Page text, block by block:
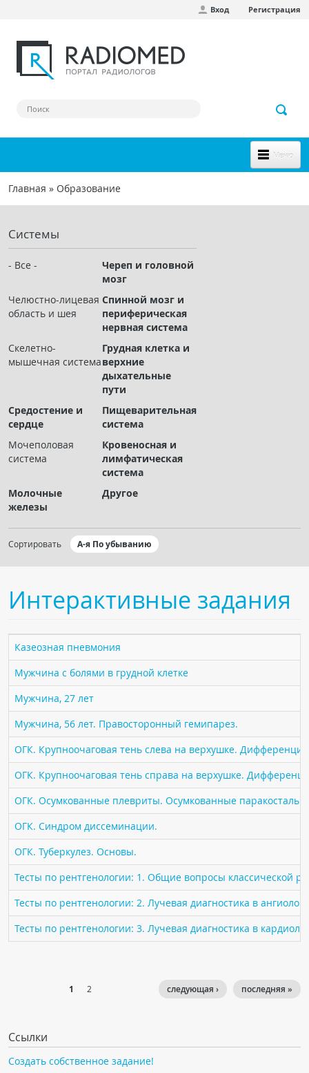
Вход Регистрация
Меню
НОВОЕ НА САЙТЕ
СООБЩЕСТВО
Клинические наблюдения
Чат RADIOMED
ОБРАЗОВАНИЕ
Интерактивные задания
Презентации
Журнал "Лучевая диагностика и терапия"
КНИЖНЫЙ МАГАЗИН
ПАЦИЕНТАМ
Где пройти обследование
Компьютерная томография (КТ)
Магнитно-резонансная томография (МРТ)
Спросить врача
ПОМОЩЬ
Вы здесь
Главная » Образование
Системы
- Все -
Череп и головной
мозг
Челюстно-лицевая
область и шея
Спинной мозг и
периферическая
нервная система
Скелетно-
мышечная система
Грудная клетка и
верхние
дыхательные
пути
Средостение и
сердце
Пищеварительная
система
Мочеполовая
система
Кровеносная и
лимфатическая
система
Молочные
железы
Другое
Сортировать А-я По убыванию
Интерактивные задания
Казеозная пневмония
Мужчина с болями в грудной клетке
Мужчина, 27 лет
Мужчина, 56 лет. Правосторонный гемипарез.
ОГК. Крупноочаговая тень слева на верхушке.
ОГК. Крупноочаговая тень справа на верхушке.
ОГК. Осумкованные плевриты. Осумкованные
ОГК. Синдром диссеминации.
ОГК. Туберкулез. Основы.
Тесты по рентгенологии: 1. Общие вопросы классической
Тесты по рентгенологии: 2. Лучевая диагностика в
Тесты по рентгенологии: 3. Лучевая диагностика в
1 2 последняя »
следующая ›
Ссылки
Создать собственное задание!